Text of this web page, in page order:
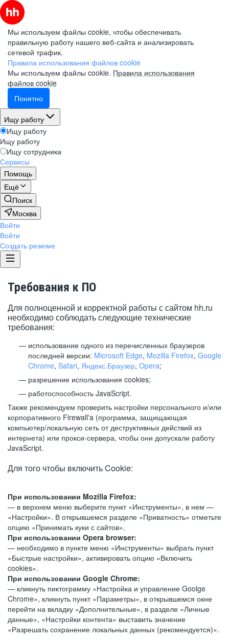
Мы используем файлы cookie, чтобы обеспечивать
правильную работу нашего веб-сайта и анализировать
сетевой трафик.
Правила использования файлов cookie
Мы используем файлы cookie. Правила использования
файлов cookie
Понятно
Ищу работу
Ищу работу
Ищу работу
Ищу сотрудника
Сервисы
Помощь
Ещё
Поиск
Москва
Войти
Войти
Создать резюме
Требования к ПО
Для полноценной и корректной работы с сайтом hh.ru
необходимо соблюдать следующие технические
требования:
использование одного из перечисленных браузеров
последней версии: Microsoft Edge, Mozilla Firefox, Google
Chrome, Safari, Яндекс.Браузер, Opera;
разрешение использования cookies;
работоспособность JavaScript.
Также рекомендуем проверить настройки персонального и/или
корпоративного Firewall'a (программа, защищающая
компьютер/локальную сеть от деструктивных действий из
интернета) или прокси-сервера, чтобы они допускали работу
JavaScript.
Для того чтобы включить Cookie:
При использовании Mozilla Firefox:
— в верхнем меню выберите пункт «Инструменты», в нем —
«Настройки». В открывшемся разделе «Приватность» отметьте
опцию «Принимать куки с сайтов».
При использовании Opera browser:
— необходимо в пункте меню «Инструменты» выбрать пункт
«Быстрые настройки», активировать опцию «Включить
cookies».
При использовании Google Chrome:
— кликнуть пиктограмму «Настройка и управление Goolge
Chrome», кликнуть пункт «Параметры», в открывшемся окне
перейти на вкладку «Дополнительные», в разделе «Личные
данные», «Настройки контента» выставить значение
«Разрешать сохранение локальных данных (рекомендуется)».